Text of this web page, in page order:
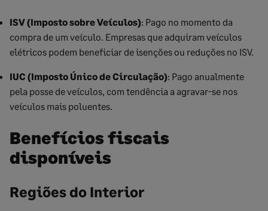
ISV (Imposto sobre Veículos): Pago no momento da
compra de um veículo. Empresas que adquiram veículos
elétricos podem beneficiar de isenções ou reduções no ISV.
IUC (Imposto Único de Circulação): Pago anualmente
pela posse de veículos, com tendência a agravar-se nos
veículos mais poluentes.
Benefícios fiscais
disponíveis
Regiões do Interior